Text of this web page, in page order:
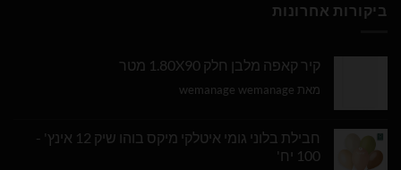
ביקורות אחרונות
קיר קאפה מלבן חלק 1.80X90 מטר
מאת wemanage wemanage
חבילת בלוני גומי איטלקי מיקס בוהו שיק 12 אינץ' -
100 יח'